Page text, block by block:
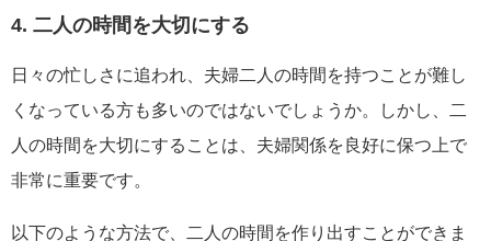
4. 二人の時間を大切にする
日々の忙しさに追われ、夫婦二人の時間を持つことが難し
くなっている方も多いのではないでしょうか。しかし、二
人の時間を大切にすることは、夫婦関係を良好に保つ上で
非常に重要です。
以下のような方法で、二人の時間を作り出すことができま